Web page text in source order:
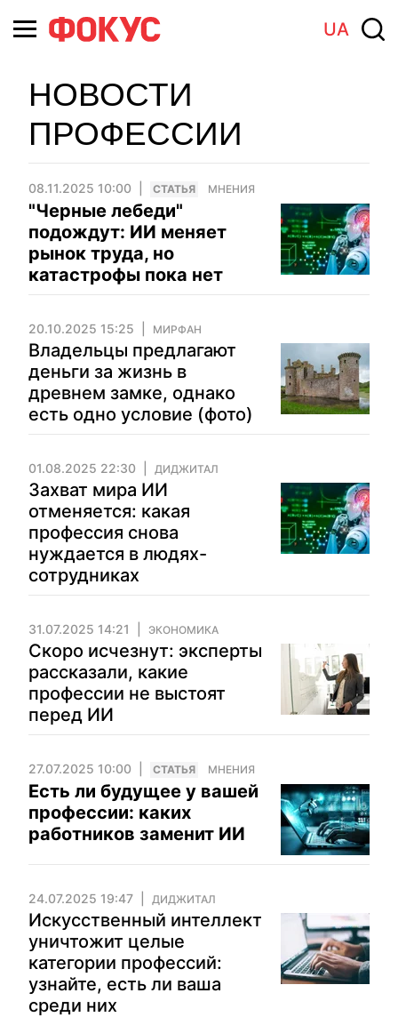
UA
НОВОСТИ
ПРОФЕССИИ
08.11.2025 10:00 CТАТЬЯ МНЕНИЯ
"Черные лебеди"
подождут: ИИ меняет
рынок труда, но
катастрофы пока нет
20.10.2025 15:25 МИРФАН
Владельцы предлагают
деньги за жизнь в
древнем замке, однако
есть одно условие (фото)
01.08.2025 22:30 ДИДЖИТАЛ
Захват мира ИИ
отменяется: какая
профессия снова
нуждается в людях-
сотрудниках
31.07.2025 14:21 ЭКОНОМИКА
Скоро исчезнут: эксперты
рассказали, какие
профессии не выстоят
перед ИИ
27.07.2025 10:00 CТАТЬЯ МНЕНИЯ
Есть ли будущее у вашей
профессии: каких
работников заменит ИИ
24.07.2025 19:47 ДИДЖИТАЛ
Искусственный интеллект
уничтожит целые
категории профессий:
узнайте, есть ли ваша
среди них